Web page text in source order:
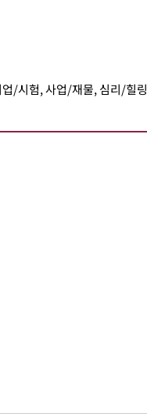
/시험, 사업/재물, 심리/힐링